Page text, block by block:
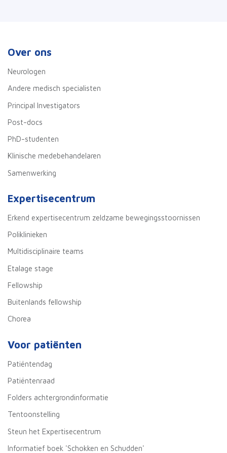
Over ons
Neurologen
Andere medisch specialisten
Principal Investigators
Post-docs
PhD-studenten
Klinische medebehandelaren
Samenwerking
Expertisecentrum
Erkend expertisecentrum zeldzame bewegingsstoornissen
Poliklinieken
Multidisciplinaire teams
Etalage stage
Fellowship
Buitenlands fellowship
Chorea
Voor patiënten
Patiëntendag
Patiëntenraad
Folders achtergrondinformatie
Tentoonstelling
Steun het Expertisecentrum
Informatief boek 'Schokken en Schudden'